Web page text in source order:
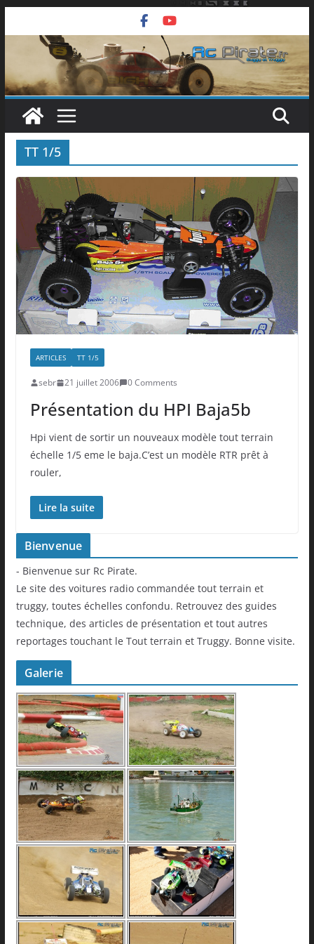
au
TT 1/5
ARTICLES TT 1/5
sebr 21 juillet 2006 0 Comments
Présentation du HPI Baja5b
Hpi vient de sortir un nouveaux modèle tout terrain
échelle 1/5 eme le baja.C’est un modèle RTR prêt à
rouler,
Lire la suite
Bienvenue
- Bienvenue sur Rc Pirate.
Le site des voitures radio commandée tout terrain et
truggy, toutes échelles confondu. Retrouvez des guides
technique, des articles de présentation et tout autres
reportages touchant le Tout terrain et Truggy. Bonne visite.
Galerie